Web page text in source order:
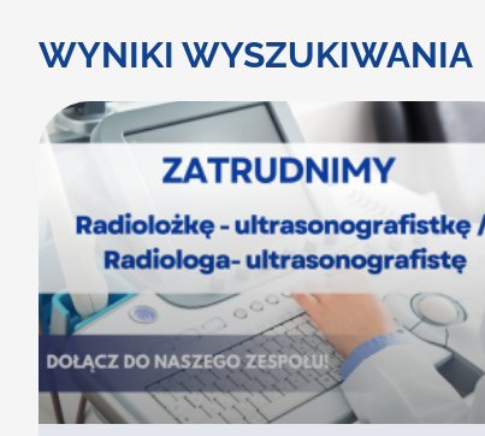
WYNIKI WYSZUKIWANIA